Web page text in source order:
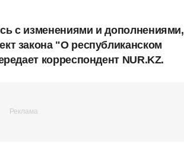
с изменениями и дополнениями,
закона "О республиканском
корреспондент NUR.KZ.